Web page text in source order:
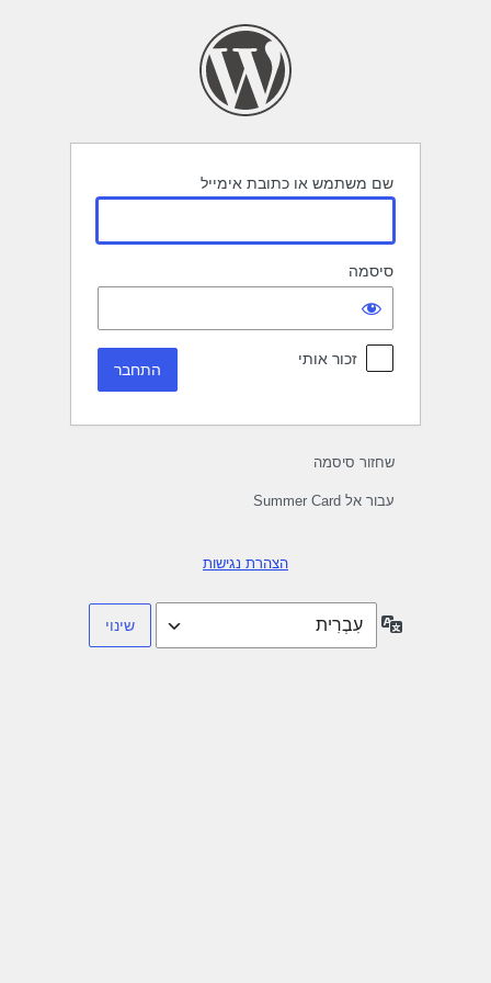
שם משתמש או כתובת אימייל
סיסמה
זכור אותי
שחזור סיסמה
עבור אל Summer Card
הצהרת נגישות
שפה